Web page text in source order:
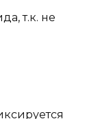
т.к. не